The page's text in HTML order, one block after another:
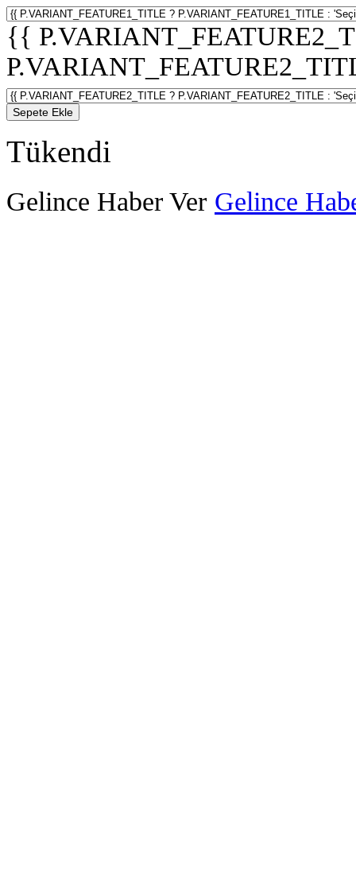
{{
Sepete Ekle
Tükendi
Gelince Haber Ver Gelince